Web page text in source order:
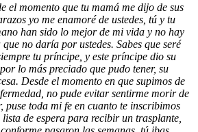
el momento que tu mamá me dijo de sus
yo me enamoré de ustedes, tú y tu
han sido lo mejor de mi vida y no hay
que no daría por ustedes. Sabes que seré
tu príncipe, y este príncipe dio su
lo más preciado que pudo tener, su
Desde el momento en que supimos de
no pude evitar sentirme morir de
puse toda mi fe en cuanto te inscribimos
lista de espera para recibir un trasplante,